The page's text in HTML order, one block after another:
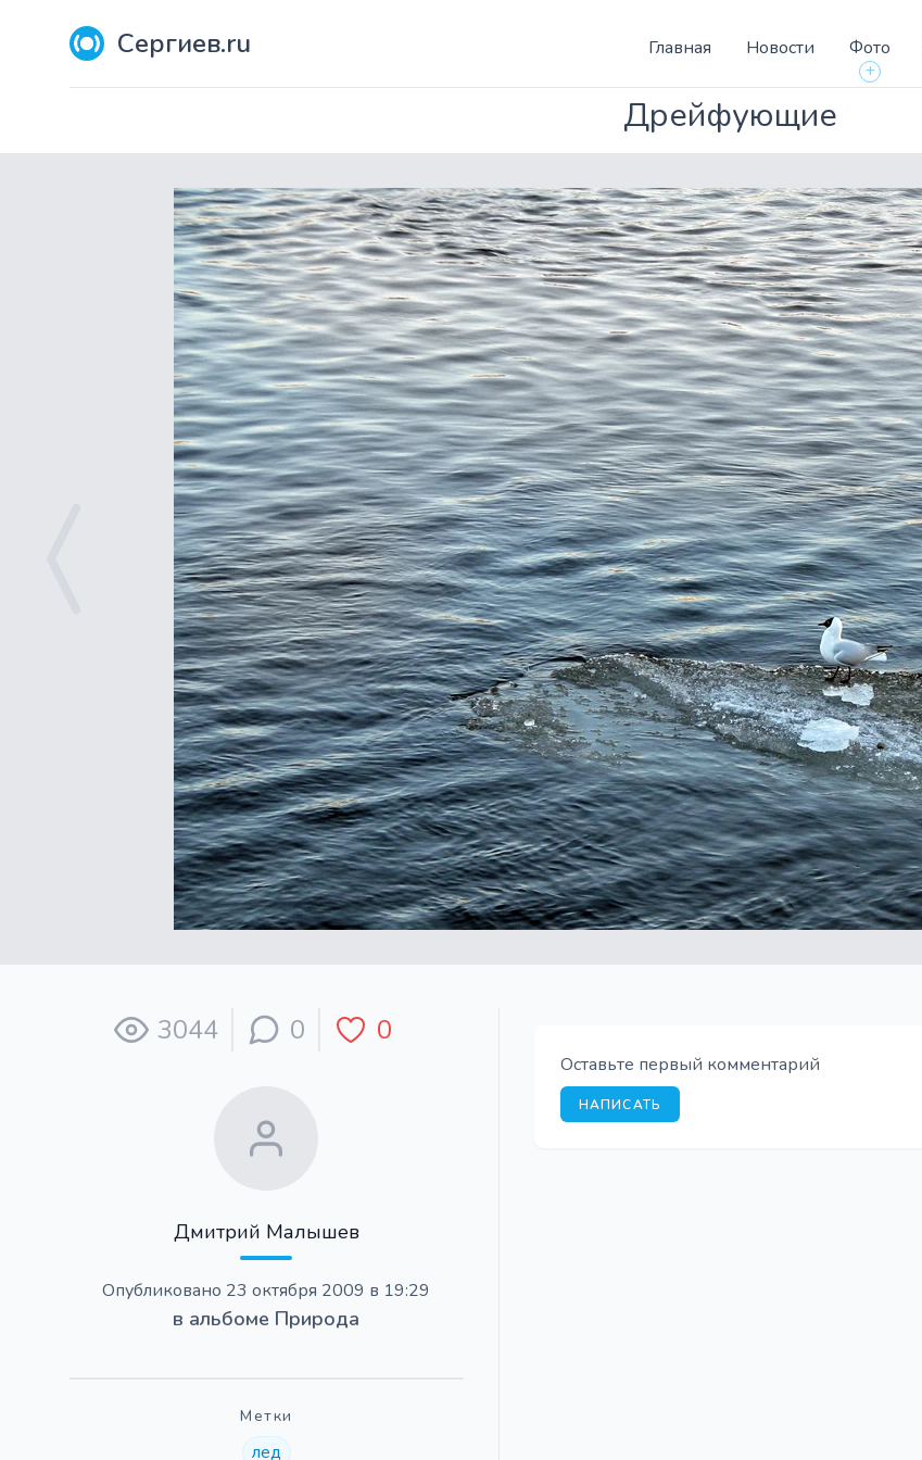
Сергиев.ru Главная Новости
Фото
+
Дрейфующие
3044 0 0
Дмитрий Малышев
Опубликовано 23 октября 2009 в 19:29
в альбоме Природа
Метки
лед
Оставьте первый комментарий
НАПИСАТЬ